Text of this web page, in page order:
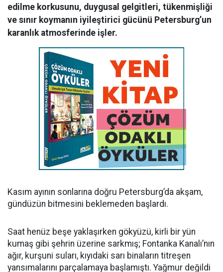
edilme korkusunu, duygusal gelgitleri, tükenmişliği
ve sınır koymanın iyileştirici gücünü Petersburg’un
karanlık atmosferinde işler.
Kasım ayının sonlarına doğru Petersburg’da akşam,
gündüzün bitmesini beklemeden başlardı.
Saat henüz beşe yaklaşırken gökyüzü, kirli bir yün
kumaş gibi şehrin üzerine sarkmış; Fontanka Kanalı’nın
ağır, kurşuni suları, kıyıdaki sarı binaların titreşen
yansımalarını parçalamaya başlamıştı. Yağmur değildi